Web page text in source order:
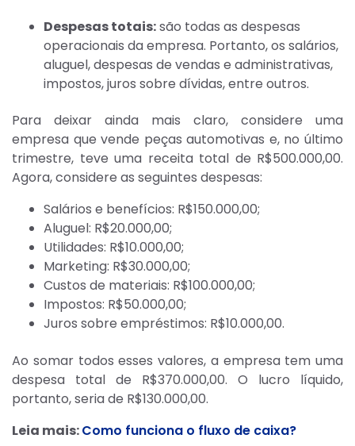
Despesas totais:são todas as despesas
operacionais da empresa. Portanto, os salários,
aluguel, despesas de vendas e administrativas,
impostos, juros sobre dívidas, entre outros.
Para deixar ainda mais claro, considere uma
empresa que vende peças automotivas e, no último
trimestre, teve uma receita total de R$500.000,00.
Agora, considere as seguintes despesas:
Salários e benefícios: R$150.000,00;
Aluguel: R$20.000,00;
Utilidades: R$10.000,00;
Marketing: R$30.000,00;
Custos de materiais: R$100.000,00;
Impostos: R$50.000,00;
Juros sobre empréstimos: R$10.000,00.
Ao somar todos esses valores, a empresa tem uma
despesa total de R$370.000,00. O lucro líquido,
portanto, seria de R$130.000,00.
Leia mais:Como funciona o fluxo de caixa?